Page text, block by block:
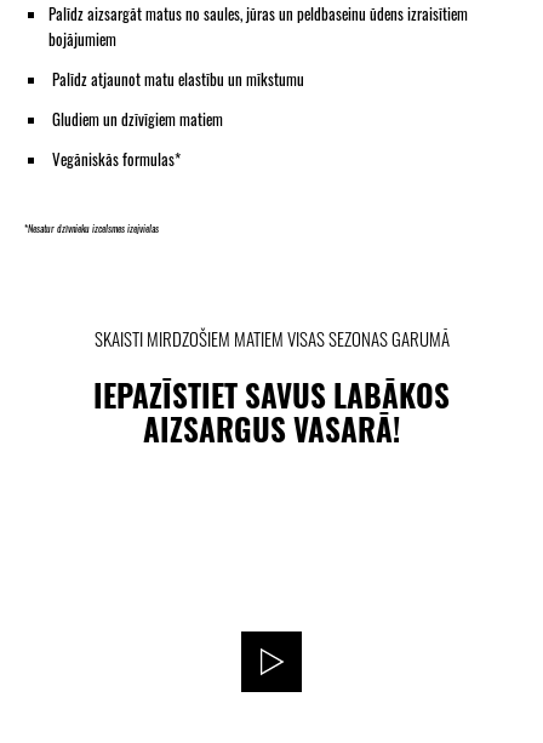
Palīdz aizsargāt matus no saules, jūras un peldbaseinu ūdens izraisītiem
bojājumiem
Palīdz atjaunot matu elastību un mīkstumu
Gludiem un dzīvīgiem matiem
Vegāniskās formulas*
*Nesatur dzīvnieku izcelsmes izejvielas
SKAISTI MIRDZOŠIEM MATIEM VISAS SEZONAS GARUMĀ
IEPAZĪSTIET SAVUS LABĀKOS
AIZSARGUS VASARĀ!